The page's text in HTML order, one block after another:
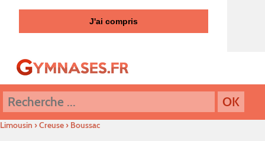
J'ai compris
Limousin ›Creuse› Boussac